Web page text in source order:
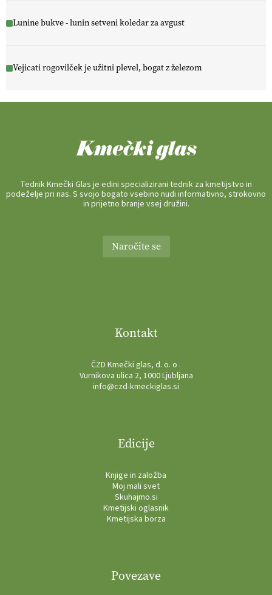
Lunine bukve - lunin setveni koledar za avgust
Vejicati rogovilček je užitni plevel, bogat z železom
Tednik Kmečki Glas je edini specializirani tednik za kmetijstvo in
podeželje pri nas. S svojo bogato vsebino nudi informativno, strokovno
in prijetno branje vsej družini.
Naročite se
Kontakt
ČZD Kmečki glas, d. o. o .
Vurnikova ulica 2, 1000 Ljubljana
info@czd-kmeckiglas.si
Edicije
Knjige in založba
Moj mali svet
Skuhajmo.si
Kmetijski oglasnik
Kmetijska borza
Povezave